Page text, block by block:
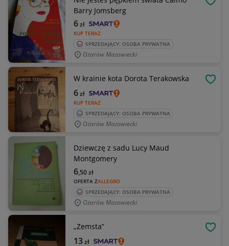
Barry Jomsberg
KUP TERAZ
6zł
SPRZEDAJĄCY: OSOBA PRYWATNA
Ożarów Mazowiecki
W krainie kota Dorota Terakowska
KUP TERAZ
6zł
SPRZEDAJĄCY: OSOBA PRYWATNA
Ożarów Mazowiecki
Dziewczę z sadu Lucy Maud
Montgomery
OFERTA ZALLEGRO
6,50zł
SPRZEDAJĄCY: OSOBA PRYWATNA
Ożarów Mazowiecki
„Zemsta”
13zł